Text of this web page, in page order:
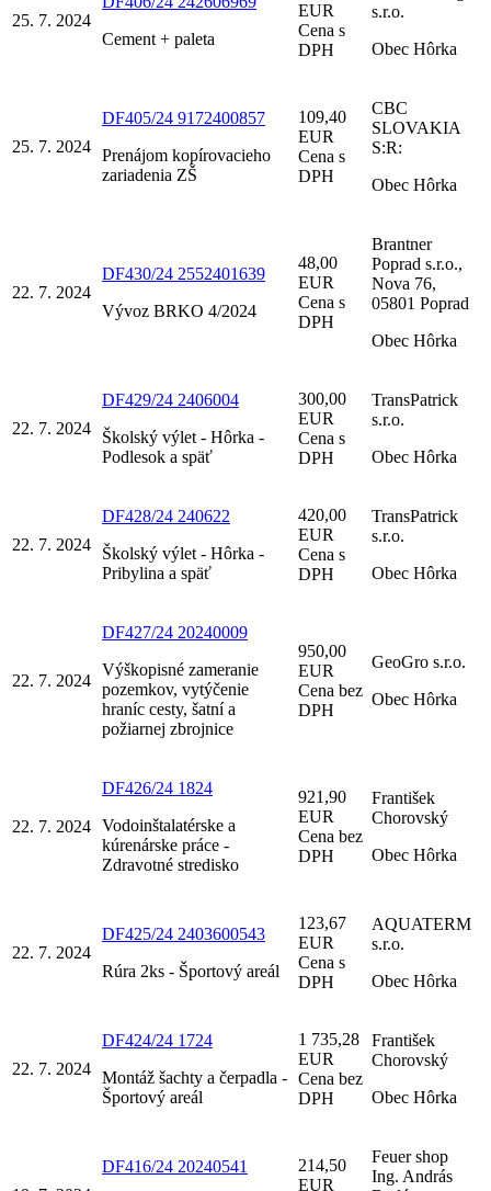
25. 7. 2024
Cement + paleta
EUR
Cena s
DPH
s.r.o.
Obec Hôrka
25. 7. 2024
DF405/24 9172400857
Prenájom kopírovacieho
zariadenia ZŠ
109,40
EUR
Cena s
DPH
CBC
SLOVAKIA
S:R:
Obec Hôrka
22. 7. 2024
DF430/24 2552401639
Vývoz BRKO 4/2024
48,00
EUR
Cena s
DPH
Brantner
Poprad s.r.o.,
Nova 76,
05801 Poprad
Obec Hôrka
22. 7. 2024
DF429/24 2406004
Školský výlet - Hôrka -
Podlesok a späť
300,00
EUR
Cena s
DPH
TransPatrick
s.r.o.
Obec Hôrka
22. 7. 2024
DF428/24 240622
Školský výlet - Hôrka -
Pribylina a späť
420,00
EUR
Cena s
DPH
TransPatrick
s.r.o.
Obec Hôrka
22. 7. 2024
DF427/24 20240009
Výškopisné zameranie
pozemkov, vytýčenie
hraníc cesty, šatní a
požiarnej zbrojnice
950,00
EUR
Cena bez
DPH
GeoGro s.r.o.
Obec Hôrka
22. 7. 2024
DF426/24 1824
Vodoinštalatérske a
kúrenárske práce -
Zdravotné stredisko
921,90
EUR
Cena bez
DPH
František
Chorovský
Obec Hôrka
22. 7. 2024
DF425/24 2403600543
Rúra 2ks - Športový areál
123,67
EUR
Cena s
DPH
AQUATERM
s.r.o.
Obec Hôrka
22. 7. 2024
DF424/24 1724
Montáž šachty a čerpadla -
Športový areál
1 735,28
EUR
Cena bez
DPH
František
Chorovský
Obec Hôrka
DF416/24 20240541
214,50
EUR
Feuer shop
Ing. András